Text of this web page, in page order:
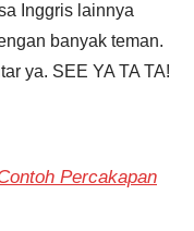
Inggris lainnya
banyak teman.
ya. SEE YA TA TA!
Percakapan